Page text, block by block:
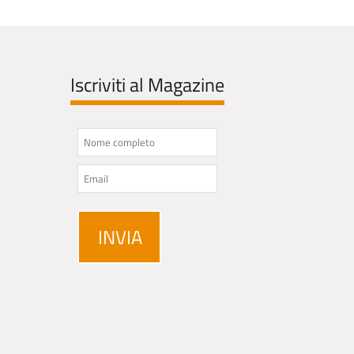
Iscriviti al Magazine